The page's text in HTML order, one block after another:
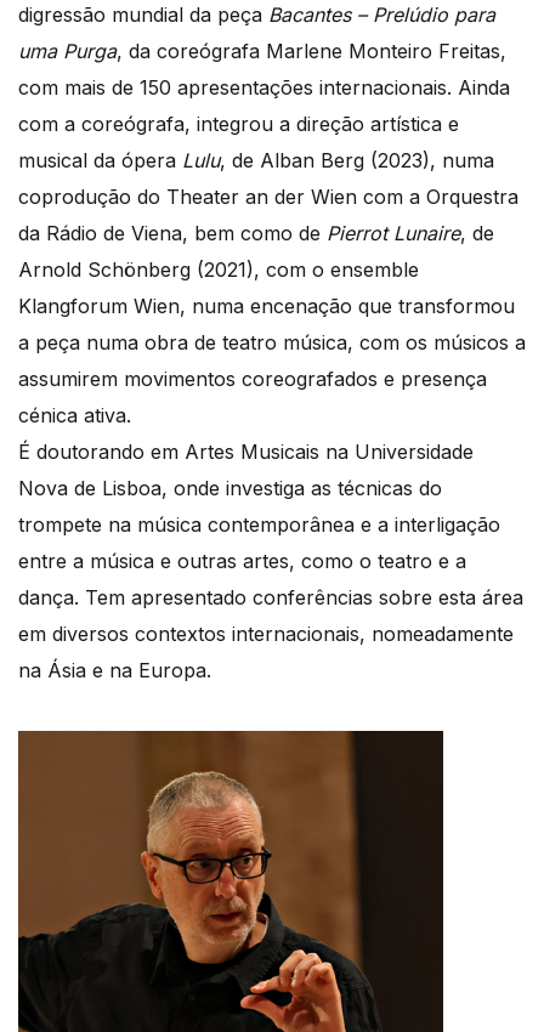
digressão mundial da peça Bacantes – Prelúdio para
uma Purga, da coreógrafa Marlene Monteiro Freitas,
com mais de 150 apresentações internacionais. Ainda
com a coreógrafa, integrou a direção artística e
musical da ópera Lulu, de Alban Berg (2023), numa
coprodução do Theater an der Wien com a Orquestra
da Rádio de Viena, bem como de Pierrot Lunaire, de
Arnold Schönberg (2021), com o ensemble
Klangforum Wien, numa encenação que transformou
a peça numa obra de teatro música, com os músicos a
assumirem movimentos coreografados e presença
cénica ativa.
É doutorando em Artes Musicais na Universidade
Nova de Lisboa, onde investiga as técnicas do
trompete na música contemporânea e a interligação
entre a música e outras artes, como o teatro e a
dança. Tem apresentado conferências sobre esta área
em diversos contextos internacionais, nomeadamente
na Ásia e na Europa.